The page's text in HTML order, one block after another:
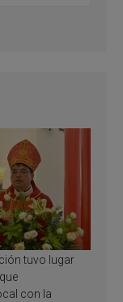
tuvo lugar
con la